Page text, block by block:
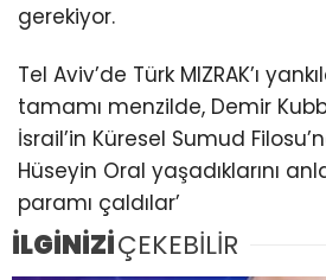
gerekiyor.
Tel Aviv’de Türk MIZRAK’ı
tamamı menzilde, Demir
İsrail’in Küresel Sumud
Hüseyin Oral yaşadıklarını
paramı çaldılar’
İLGİNİZİÇEKEBİLİR